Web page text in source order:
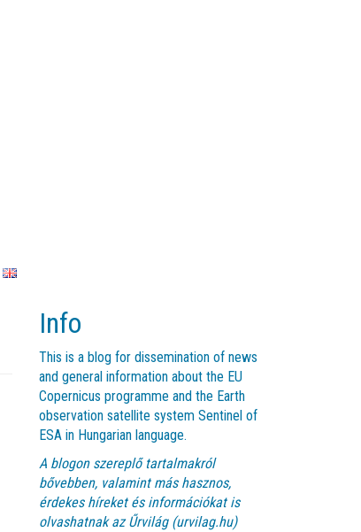
Info
This is a blog for dissemination of news
and general information about the EU
Copernicus programme and the Earth
observation satellite system Sentinel of
ESA in Hungarian language.
A blogon szereplő tartalmakról
bővebben, valamint más hasznos,
érdekes híreket és információkat is
olvashatnak azŰrvilág (urvilag.hu)